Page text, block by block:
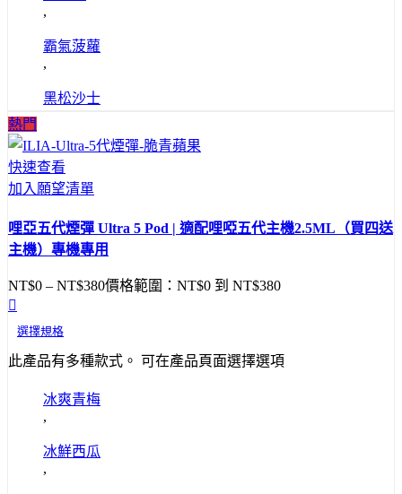
,
霸氣菠蘿
,
黑松沙士
熱門
快速查看
加入願望清單
哩亞五代煙彈 Ultra 5 Pod | 適配哩啞五代主機2.5ML（買四送
主機）專機專用
NT$0 – NT$380價格範圍：NT$0 到 NT$380
選擇規格
此產品有多種款式。 可在產品頁面選擇選項
冰爽青梅
,
冰鮮西瓜
,